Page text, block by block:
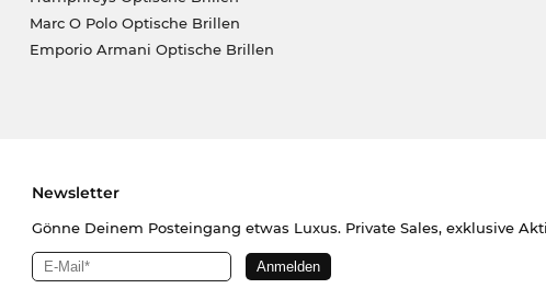
Marc O Polo Optische Brillen
Emporio Armani Optische Brillen
Newsletter
Gönne Deinem Posteingang etwas Luxus. Private Sales, exklusive